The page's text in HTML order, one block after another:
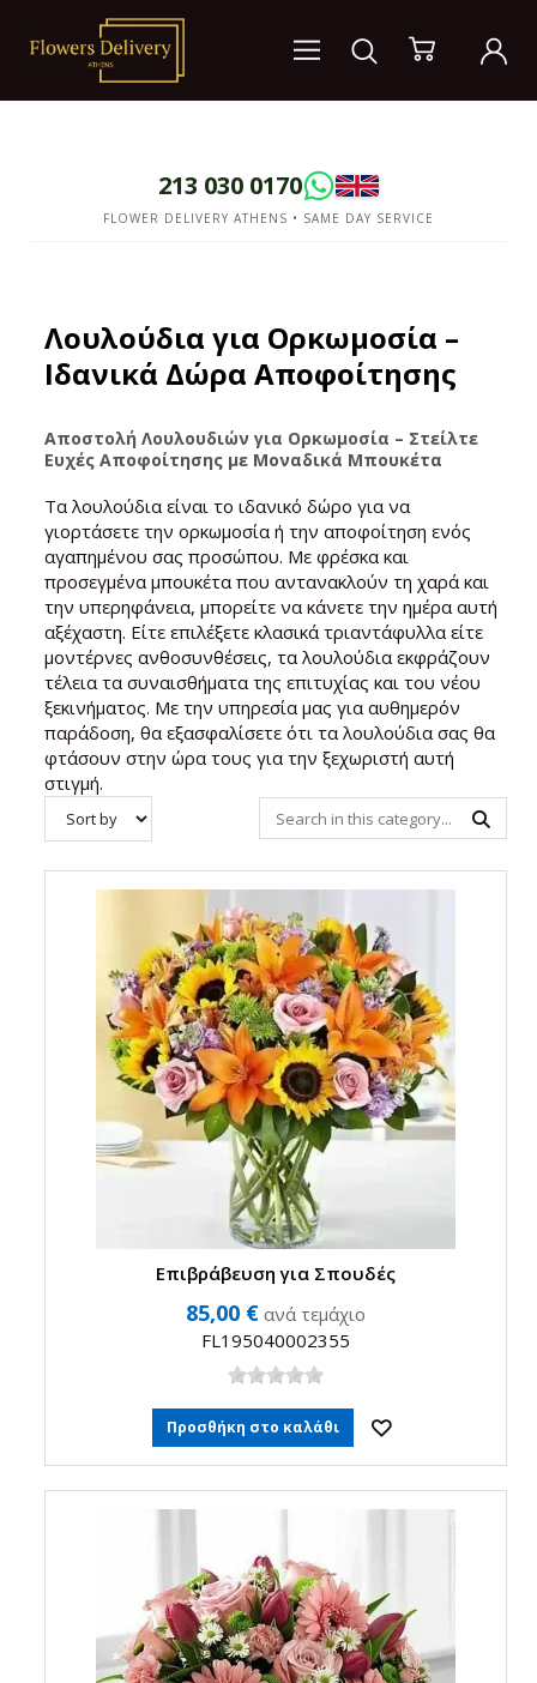
213 030 0170
FLOWER DELIVERY ATHENS • SAME DAY SERVICE
Λουλούδια για Ορκωμοσία –
Ιδανικά Δώρα Αποφοίτησης
Αποστολή Λουλουδιών για Ορκωμοσία – Στείλτε
Ευχές Αποφοίτησης με Μοναδικά Μπουκέτα
Τα λουλούδια είναι το ιδανικό δώρο για να
γιορτάσετε την ορκωμοσία ή την αποφοίτηση ενός
αγαπημένου σας προσώπου. Με φρέσκα και
προσεγμένα μπουκέτα που αντανακλούν τη χαρά και
την υπερηφάνεια, μπορείτε να κάνετε την ημέρα αυτή
αξέχαστη. Είτε επιλέξετε κλασικά τριαντάφυλλα είτε
μοντέρνες ανθοσυνθέσεις, τα λουλούδια εκφράζουν
τέλεια τα συναισθήματα της επιτυχίας και του νέου
ξεκινήματος. Με την υπηρεσία μας για αυθημερόν
παράδοση, θα εξασφαλίσετε ότι τα λουλούδια σας θα
φτάσουν στην ώρα τους για την ξεχωριστή αυτή
στιγμή.
Επιβράβευση για Σπουδές
85,00 € ανά τεμάχιο
FL195040002355
Προσθήκη στο καλάθι